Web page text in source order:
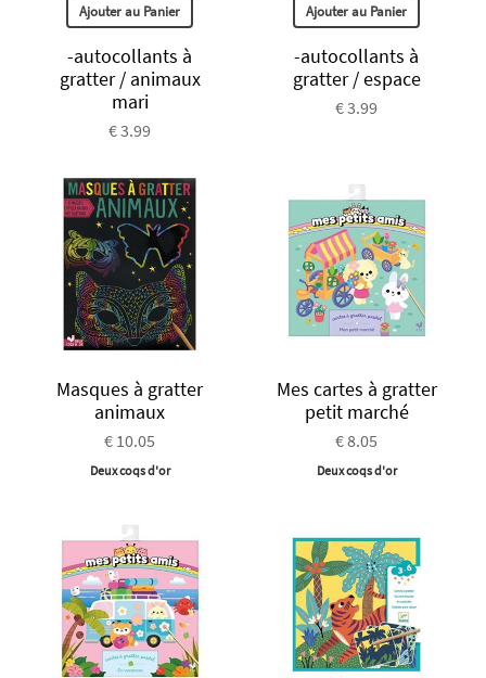
Ajouter au Panier
-autocollants à
gratter / animaux
mari
€ 3.99
Ajouter au Panier
-autocollants à
gratter / espace
€ 3.99
Masques à gratter
animaux
€ 10.05
Deux coqs d'or
Mes cartes à gratter
petit marché
€ 8.05
Deux coqs d'or